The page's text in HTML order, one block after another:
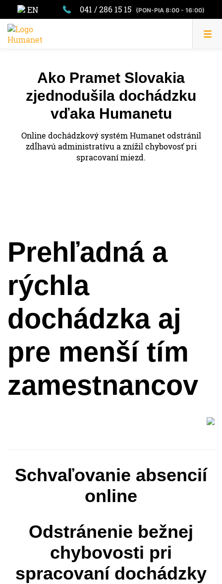
EN 041 / 286 15 15 (PON-PIA 8:00 - 16:00)
Ako Pramet Slovakia
zjednodušila dochádzku
vďaka Humanetu
Online dochádzkový systém Humanet odstránil
zdĺhavú administratívu a znížil chybovosť pri
spracovaní miezd.
Prehľadná a
rýchla
dochádzka aj
pre menší tím
zamestnancov
Schvaľovanie absencií
online
Odstránenie bežnej
chybovosti pri
spracovaní dochádzky